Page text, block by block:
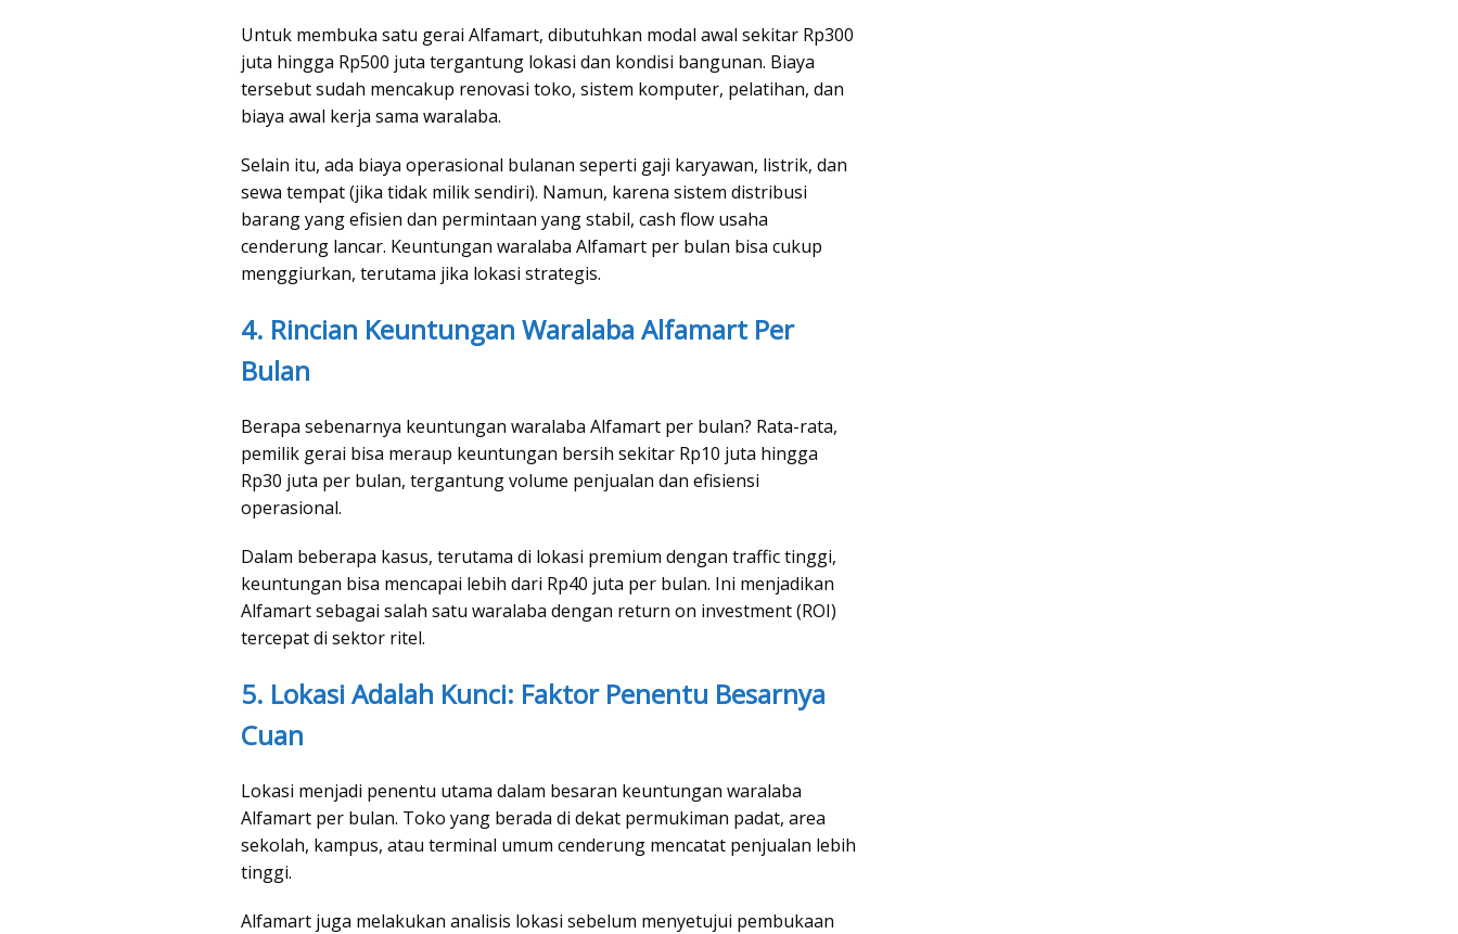
Untuk membuka satu gerai Alfamart, dibutuhkan modal awal sekitar Rp300
juta hingga Rp500 juta tergantung lokasi dan kondisi bangunan. Biaya
tersebut sudah mencakup renovasi toko, sistem komputer, pelatihan, dan
biaya awal kerja sama waralaba.
Selain itu, ada biaya operasional bulanan seperti gaji karyawan, listrik, dan
sewa tempat (jika tidak milik sendiri). Namun, karena sistem distribusi
barang yang efisien dan permintaan yang stabil, cash flow usaha
cenderung lancar. Keuntungan waralaba Alfamart per bulan bisa cukup
menggiurkan, terutama jika lokasi strategis.
4. Rincian Keuntungan Waralaba Alfamart Per
Bulan
Berapa sebenarnya keuntungan waralaba Alfamart per bulan? Rata-rata,
pemilik gerai bisa meraup keuntungan bersih sekitar Rp10 juta hingga
Rp30 juta per bulan, tergantung volume penjualan dan efisiensi
operasional.
Dalam beberapa kasus, terutama di lokasi premium dengan traffic tinggi,
keuntungan bisa mencapai lebih dari Rp40 juta per bulan. Ini menjadikan
Alfamart sebagai salah satu waralaba dengan return on investment (ROI)
tercepat di sektor ritel.
5. Lokasi Adalah Kunci: Faktor Penentu Besarnya
Cuan
Lokasi menjadi penentu utama dalam besaran keuntungan waralaba
Alfamart per bulan. Toko yang berada di dekat permukiman padat, area
sekolah, kampus, atau terminal umum cenderung mencatat penjualan lebih
tinggi.
Alfamart juga melakukan analisis lokasi sebelum menyetujui pembukaan